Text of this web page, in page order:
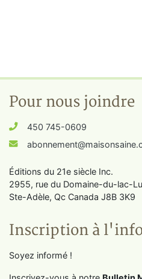
Pour nous joindre
450 745-0609
Éditions du 21e siècle Inc.
2955, rue du Domaine-du-lac-
Ste-Adèle, Qc Canada J8B 3K9
Inscription à
Soyez informé !